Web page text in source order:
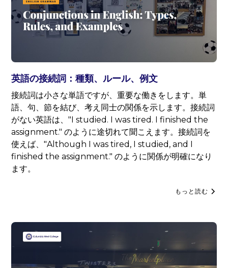
英語の接続詞：種類、ルール、例文
接続詞は小さな単語ですが、重要な働きをします。単
語、句、節を結び、考え同士の関係を示します。接続詞
がない英語は、"I studied. I was tired. I finished the
assignment." のように途切れて聞こえます。接続詞を
使えば、"Although I was tired, I studied, and I
finished the assignment." のように関係が明確になり
ます。
もっと読む